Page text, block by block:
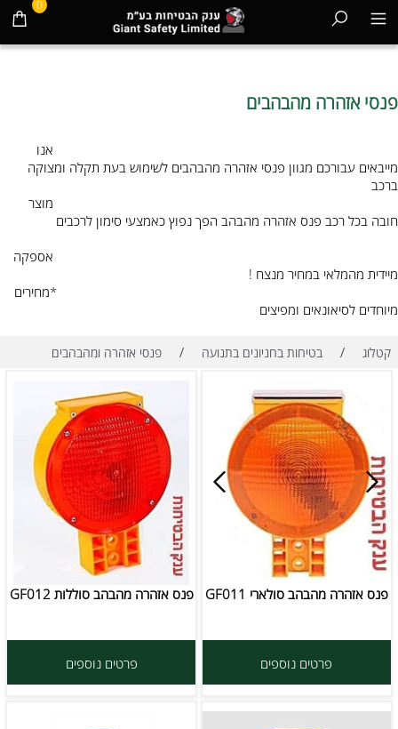
0
פנסי אזהרה מהבהבים
אנו
מייבאים עבורכם מגוון פנסי אזהרה מהבהבים לשימוש בעת תקלה ומצוקה
ברכב
מוצר
חובה בכל רכב פנס אזהרה מהבהב הפך נפוץ כאמצעי סימון לרכבים
אספקה
מיידית מהמלאי במחיר מנצח !
*מחירים
מיוחדים לסיאונאים ומפיצים
קטלוג / בטיחות בחניונים בתנועה / פנסי אזהרה ומהבהבים
פנס אזהרה מהבהב סולארי GF011
פרטים נוספים
פנס אזהרה מהבהב סוללות GF012
פרטים נוספים